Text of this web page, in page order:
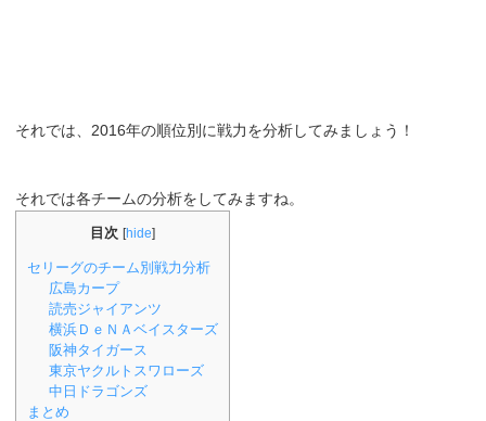
それでは、2016年の順位別に戦力を分析してみましょう！
それでは各チームの分析をしてみますね。
目次 [hide]
セリーグのチーム別戦力分析
広島カープ
読売ジャイアンツ
横浜ＤｅＮＡベイスターズ
阪神タイガース
東京ヤクルトスワローズ
中日ドラゴンズ
まとめ